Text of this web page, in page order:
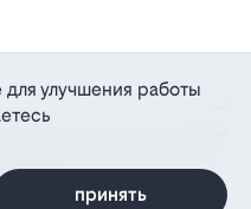
улучшения работы
принять